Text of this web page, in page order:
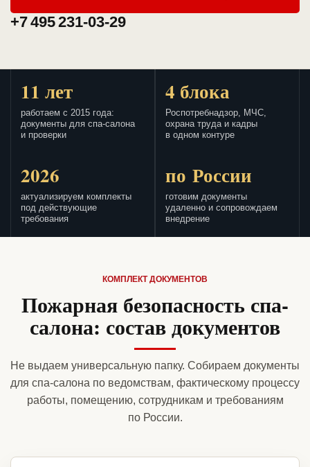
+7 495 231-03-29
11 лет
работаем с 2015 года:
документы для спа-салона
и проверки
4 блока
Роспотребнадзор, МЧС,
охрана труда и кадры
в одном контуре
2026
актуализируем комплекты
под действующие
требования
по России
готовим документы
удаленно и сопровождаем
внедрение
КОМПЛЕКТ ДОКУМЕНТОВ
Пожарная безопасность спа-
салона: состав документов
Не выдаем универсальную папку. Собираем документы
для спа-салона по ведомствам, фактическому процессу
работы, помещению, сотрудникам и требованиям
по России.